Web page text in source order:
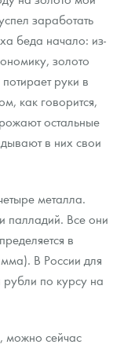
заработать
беда начало: из-
золото
руки в
как говорится,
остальные
в них свои
металла.
палладий. Все они
в
В России для
по курсу на
можно сейчас